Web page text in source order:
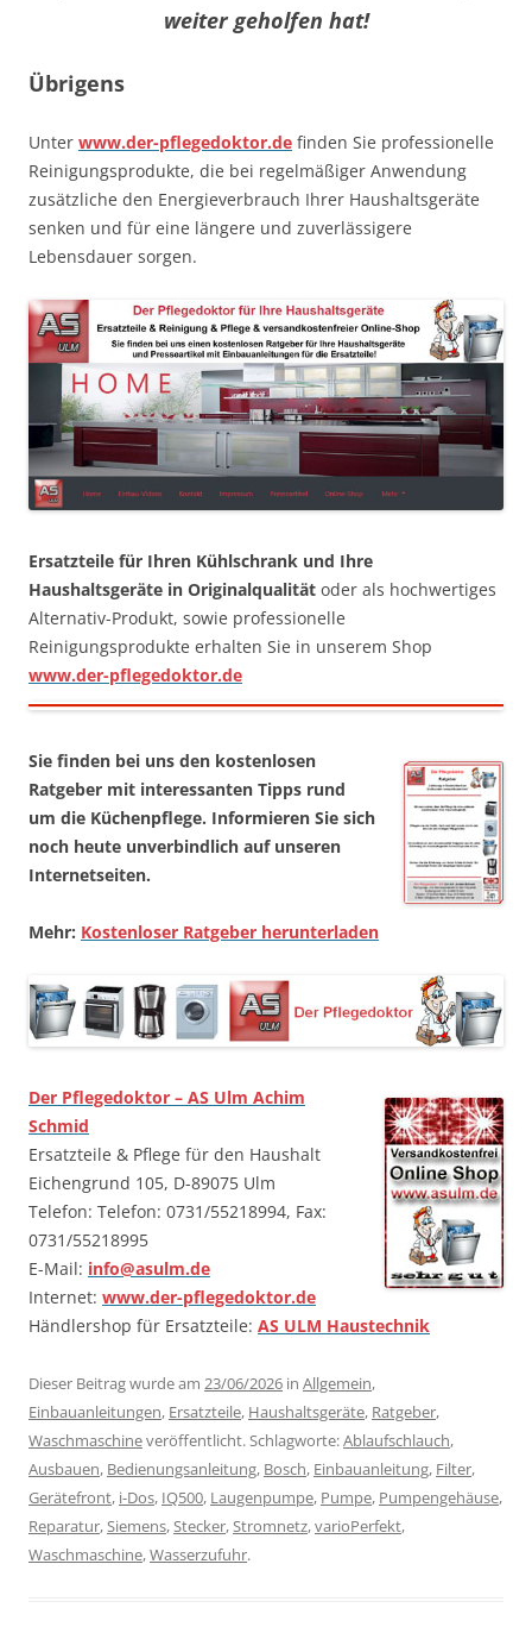
weiter geholfen hat!
Übrigens
Unter www.der-pflegedoktor.de finden Sie professionelle
Reinigungsprodukte, die bei regelmäßiger Anwendung
zusätzliche den Energieverbrauch Ihrer Haushaltsgeräte
senken und für eine längere und zuverlässigere
Lebensdauer sorgen.
Ersatzteile für Ihren Kühlschrank und Ihre
Haushaltsgeräte in Originalqualität oder als hochwertiges
Alternativ-Produkt, sowie professionelle
Reinigungsprodukte erhalten Sie in unserem Shop
www.der-pflegedoktor.de
Sie finden bei uns den kostenlosen
Ratgeber mit interessanten Tipps rund
um die Küchenpflege. Informieren Sie sich
noch heute unverbindlich auf unseren
Internetseiten.
Mehr: Kostenloser Ratgeber herunterladen
Der Pflegedoktor – AS Ulm Achim
Schmid
Ersatzteile & Pflege für den Haushalt
Eichengrund 105, D-89075 Ulm
Telefon: Telefon: 0731/55218994, Fax:
0731/55218995
E-Mail: info@asulm.de
Internet: www.der-pflegedoktor.de
Händlershop für Ersatzteile: AS ULM Haustechnik
Dieser Beitrag wurde am 23/06/2026 in Allgemein,
Einbauanleitungen, Ersatzteile, Haushaltsgeräte, Ratgeber,
Waschmaschineveröffentlicht. Schlagworte:Ablaufschlauch,
Ausbauen, Bedienungsanleitung, Bosch, Einbauanleitung, Filter,
Gerätefront, i-Dos, IQ500, Laugenpumpe, Pumpe, Pumpengehäuse,
Reparatur,Siemens,Stecker,Stromnetz,varioPerfekt,
Waschmaschine,Wasserzufuhr.